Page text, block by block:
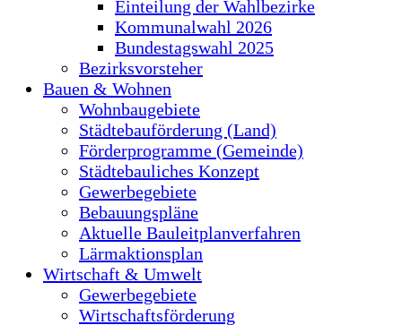
Einteilung der Wahlbezirke
Kommunalwahl 2026
Bundestagswahl 2025
Bezirksvorsteher
Bauen & Wohnen
Wohnbaugebiete
Städtebauförderung (Land)
Förderprogramme (Gemeinde)
Städtebauliches Konzept
Gewerbegebiete
Bebauungspläne
Aktuelle Bauleitplanverfahren
Lärmaktionsplan
Wirtschaft & Umwelt
Gewerbegebiete
Wirtschaftsförderung